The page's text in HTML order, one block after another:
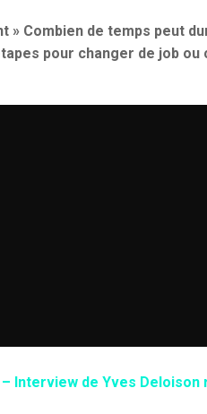
» Combien de temps peut
pour changer de job
Interview de Yves Deloison